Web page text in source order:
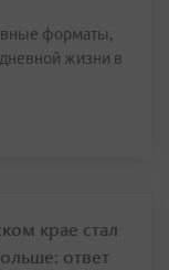
форматы,
жизни в
крае стал
ответ